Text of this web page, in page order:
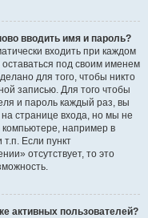
вводить имя и пароль?
входить при каждом
под своим именем
для того, чтобы никто
записью. Для того чтобы
и пароль каждый раз, вы
странице входа, но мы не
например в
Если пункт
отсутствует, то это
активных пользователей?